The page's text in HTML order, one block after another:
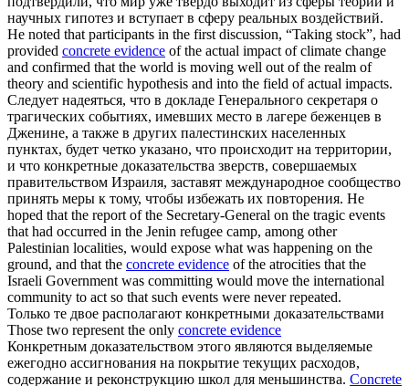
научных гипотез и вступает в сферу реальных воздействий.
He noted that participants in the first discussion, “Taking stock”, had
provided concrete evidence of the actual impact of climate change
and confirmed that the world is moving well out of the realm of
theory and scientific hypothesis and into the field of actual impacts.
Следует надеяться, что в докладе Генерального секретаря о
трагических событиях, имевших место в лагере беженцев в
Дженине, а также в других палестинских населенных
пунктах, будет четко указано, что происходит на территории,
и что конкретные доказательства зверств, совершаемых
правительством Израиля, заставят международное сообщество
принять меры к тому, чтобы избежать их повторения. He
hoped that the report of the Secretary-General on the tragic events
that had occurred in the Jenin refugee camp, among other
Palestinian localities, would expose what was happening on the
ground, and that the concrete evidence of the atrocities that the
Israeli Government was committing would move the international
community to act so that such events were never repeated.
Только те двое располагают конкретными доказательствами
Those two represent the only concrete evidence
Конкретным доказательством этого являются выделяемые
ежегодно ассигнования на покрытие текущих расходов,
содержание и реконструкцию школ для меньшинства. Concrete